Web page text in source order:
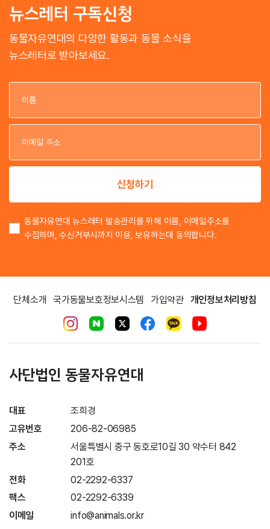
뉴스레터 구독신청
동물자유연대의 다양한 활동과 동물 소식을
뉴스레터로 받아보세요.
이
이
신청하기
동물자유연대 뉴스레터 발송관리를 위해 이름, 이메일주소를
수집하며, 수신거부시까지 이용, 보유하는데 동의합니다.
단체소개 국가동물보호정보시스템 가입약관 개인정보처리방침
사단법인 동물자유연대
대표
조희경
고유번호
206-82-06985
주소
서울특별시 중구 동호로10길 30 약수터 842
201호
전화
02-2292-6337
팩스
02-2292-6339
이메일
info@animals.or.kr